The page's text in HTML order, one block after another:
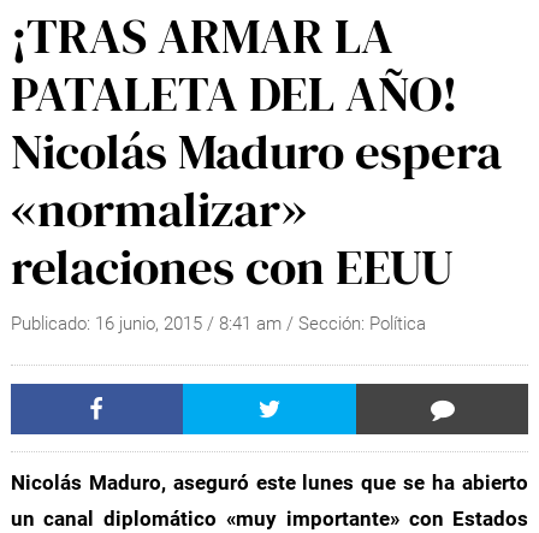
¡TRAS ARMAR LA
PATALETA DEL AÑO!
Nicolás Maduro espera
«normalizar»
relaciones con EEUU
Publicado: 16 junio, 2015/ 8:41 am / Sección: Política
Nicolás Maduro, aseguró este lunes que se ha abierto
un canal diplomático «muy importante» con Estados